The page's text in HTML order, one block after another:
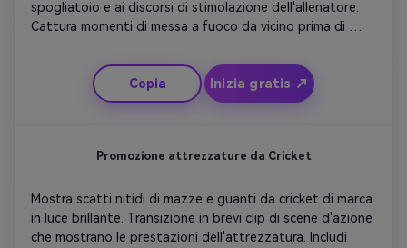
spogliatoio e ai discorsi di stimolazione dell'allenatore.
Cattura momenti di messa a fuoco da vicino prima di
sguardi e strette di mano. Alternate tra clip sinceri e
attesa della folla. Concludete con un sorriso allegro
dopo la partita, la musica si costruisce fino a un finale di
Copia Inizia gratis ↗
Promozione attrezzature da Cricket
Mostra scatti nitidi di mazze e guanti da cricket di marca
in luce brillante. Transizione in brevi clip di scene d'azione
che mostrano le prestazioni dell'attrezzatura. Includi